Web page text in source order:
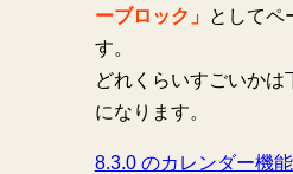
ーブロック」 としてペ
す。
どれくらいすごいかは
になります。
8.3.0 のカレンダー機